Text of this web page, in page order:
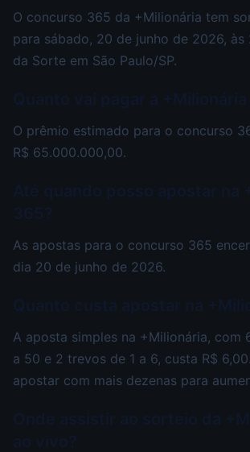
O concurso 365 da +Milionária tem
para sábado, 20 de junho de 2026, às
da Sorte em São Paulo/SP.
O prêmio estimado para o concurso
R$ 65.000.000,00.
As apostas para o concurso 365
dia 20 de junho de 2026.
A aposta simples na +Milionária, com
a 50 e 2 trevos de 1 a 6, custa R$
apostar com mais dezenas para